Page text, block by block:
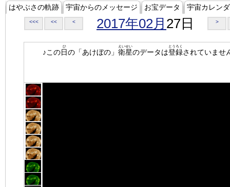
はやぶさの軌跡 宇宙からのメッセージ お宝データ 宇宙カレン
<<< << < 2017年02月 27日 >
♪この日
ひ
の「あけぼの」 衛星
えいせい
のデータは登録
とうろく
されていませ